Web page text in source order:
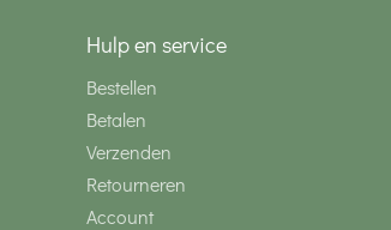
Hulp en service
Bestellen
Betalen
Verzenden
Retourneren
Account